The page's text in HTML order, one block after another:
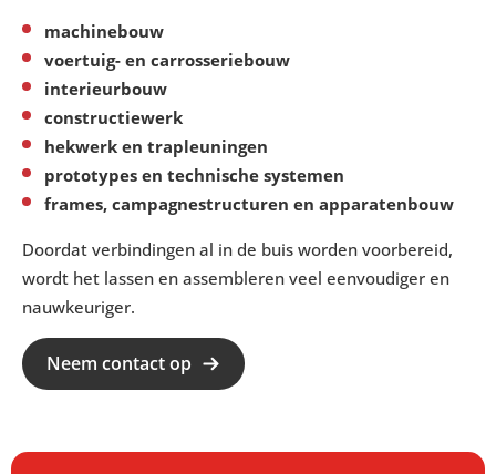
machinebouw
voertuig- en carrosseriebouw
interieurbouw
constructiewerk
hekwerk en trapleuningen
prototypes en technische systemen
frames, campagnestructuren en apparatenbouw
Doordat verbindingen al in de buis worden voorbereid,
wordt het lassen en assembleren veel eenvoudiger en
nauwkeuriger.
Neem contact op